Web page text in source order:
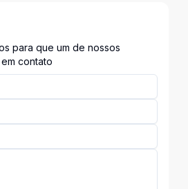
para que um de nossos
contato